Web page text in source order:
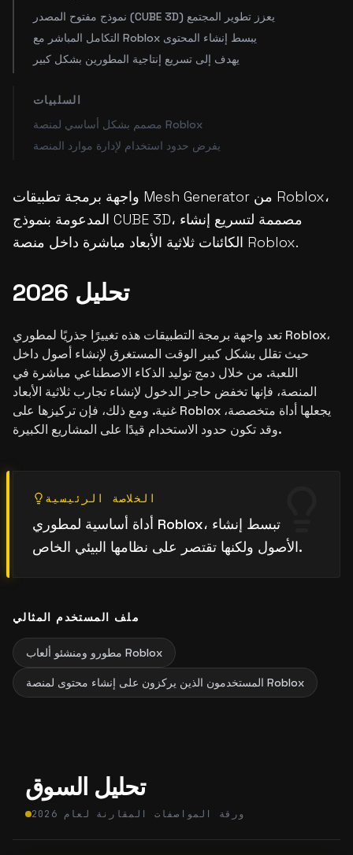
نموذج مفتوح المصدر (CUBE 3D) يعزز تطوير المجتمع
التكامل المباشر مع Roblox يبسط إنشاء المحتوى
يهدف إلى تسريع إنتاجية المطورين بشكل كبير
السلبيات
مصمم بشكل أساسي لمنصة Roblox
يفرض حدود استخدام لإدارة موارد المنصة
واجهة برمجة تطبيقات Mesh Generator من Roblox،
المدعومة بنموذج CUBE 3D، مصممة لتسريع إنشاء
الكائنات ثلاثية الأبعاد مباشرة داخل منصة Roblox.
تحليل 2026
تعد واجهة برمجة التطبيقات هذه تغييرًا جذريًا لمطوري Roblox،
حيث تقلل بشكل كبير الوقت المستغرق لإنشاء أصول داخل
اللعبة. من خلال دمج توليد الذكاء الاصطناعي مباشرة في
المنصة، فإنها تخفض حاجز الدخول لإنشاء تجارب ثلاثية الأبعاد
غنية. ومع ذلك، فإن تركيزها على Roblox يجعلها أداة متخصصة،
وقد تكون حدود الاستخدام قيدًا على المشاريع الكبيرة.
الخلاصة الرئيسية
أداة أساسية لمطوري Roblox، تبسط إنشاء
الأصول ولكنها تقتصر على نظامها البيئي الخاص.
ملف المستخدم المثالي
مطورو ومنشئو ألعاب Roblox
المستخدمون الذين يركزون على إنشاء محتوى لمنصة Roblox
تحليل السوق
ورقة المواصفات المقارنة لعام 2026